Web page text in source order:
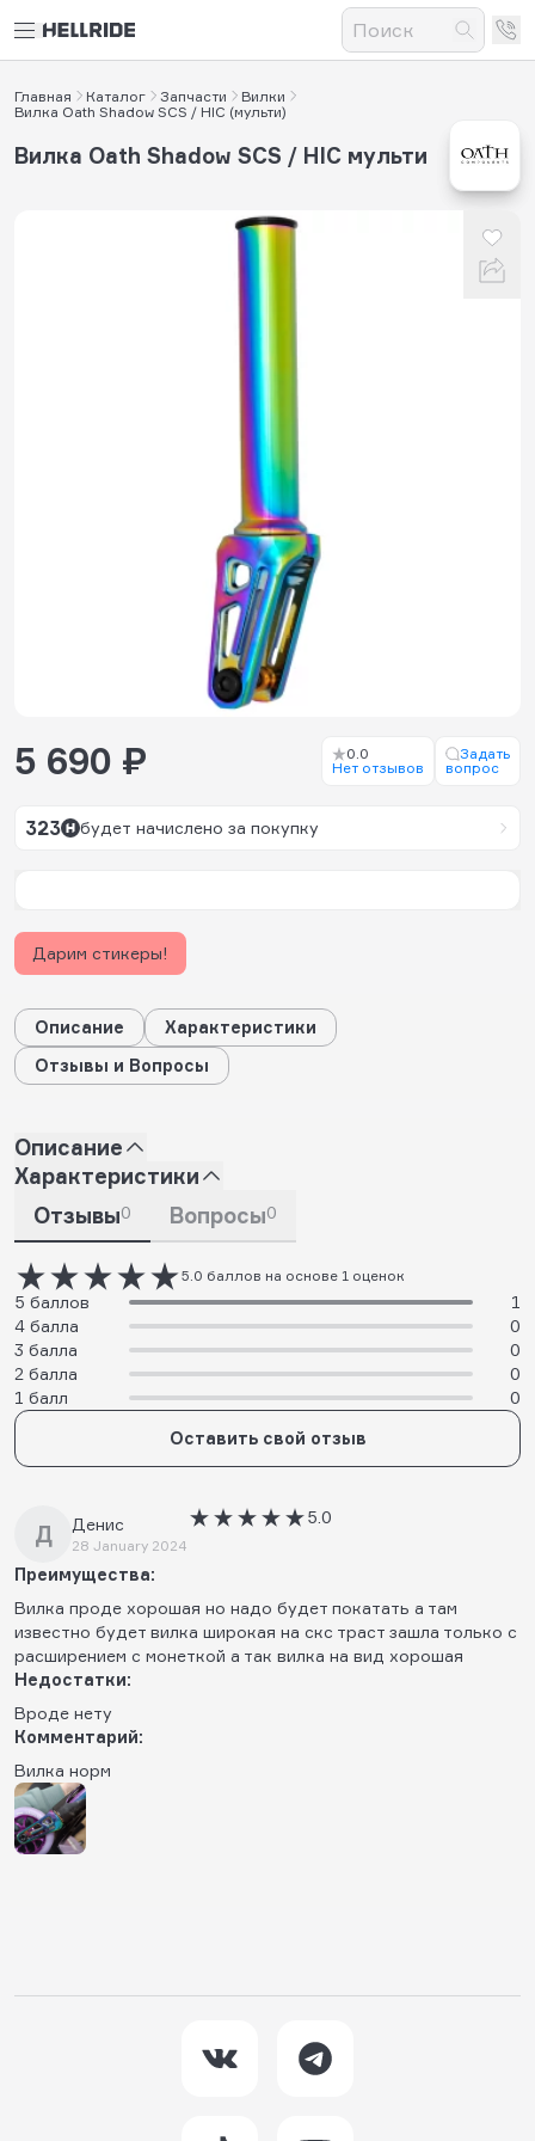
Главная Каталог Запчасти
Вилки
Вилка Oath Shadow SCS / HIC (мульти)
Вилка Oath Shadow SCS / HIC мульти
5 690 ₽
0.0
Нет отзывов
Задать
вопрос
323 будет начислено за покупку
Дарим стикеры!
Описание
Характеристики
Отзывы и Вопросы
Описание
Характеристики
Отзывы0 Вопросы0
5.0 баллов на основе 1 оценок
5 баллов
1
4 балла
0
3 балла
0
2 балла
0
1 балл
0
Оставить свой отзыв
Д Денис
28 January 2024
5.0
Преимущества:
Вилка проде хорошая но надо будет покатать а там
известно будет вилка широкая на скс траст зашла только с
расширением с монеткой а так вилка на вид хорошая
Недостатки:
Вроде нету
Комментарий:
Вилка норм